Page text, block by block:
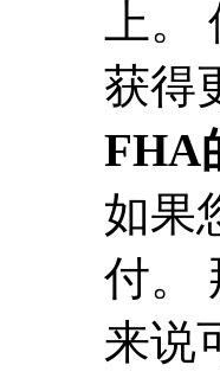
上
获得
FHA
如果
付。
来说